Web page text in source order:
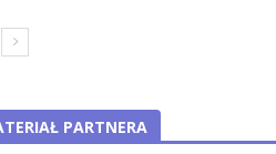
PARTNERA